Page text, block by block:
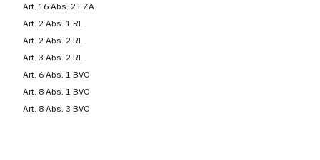
Art. 16 Abs. 2 FZA
Art. 2 Abs. 1 RL
Art. 2 Abs. 2 RL
Art. 3 Abs. 2 RL
Art. 6 Abs. 1 BVO
Art. 8 Abs. 1 BVO
Art. 8 Abs. 3 BVO